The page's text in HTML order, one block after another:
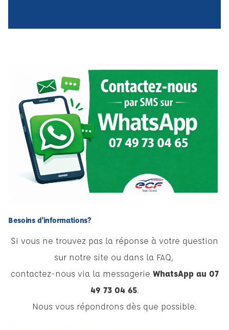
Besoins d'informations?
Si vous ne trouvez pas la réponse à votre question
sur notre site ou dans la FAQ,
contactez-nous via la messagerie WhatsApp au 07
49 73 04 65.
Nous vous répondrons dès que possible.